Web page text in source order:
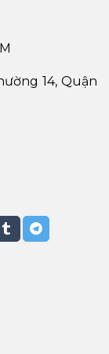
14, Quận